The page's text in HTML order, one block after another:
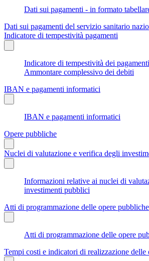
Dati sui pagamenti - in formato
Dati sui pagamenti del servizio sanitario
Indicatore di tempestività pagamenti
Indicatore di tempestività dei pagamenti
Ammontare complessivo dei debiti
IBAN e pagamenti informatici
IBAN e pagamenti informatici
Opere pubbliche
Nuclei di valutazione e verifica degli
Informazioni relative ai nuclei di
investimenti pubblici
Atti di programmazione delle opere pubbliche
Atti di programmazione delle opere
Tempi costi e indicatori di realizzazione delle